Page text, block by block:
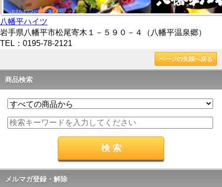
八幡平ハイツ
岩手県八幡平市松尾寄木１－５９０－４（八幡平温泉郷）
TEL：0195-78-2121
ページの先頭へ戻る
商品検索
メルマガ登録・解除